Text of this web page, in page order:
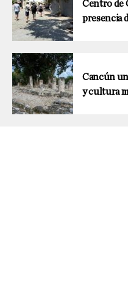
Centro de
presencia
Cancún
y cultura